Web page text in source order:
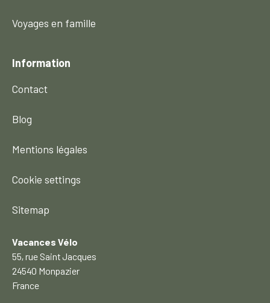
Voyages en famille
Information
Contact
Blog
Mentions légales
Cookie settings
Sitemap
Vacances Vélo
55, rue Saint Jacques
24540 Monpazier
France